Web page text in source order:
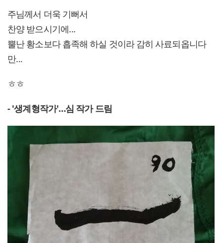
주님께서 더욱 기뻐서
찬양 받으시기에‥.
뿔난 황소보다 흡족해 하실 것이라 감히 사료되옵니다
만‥.
ㅎㅎ
- '생계형작가'…심 작가 드림